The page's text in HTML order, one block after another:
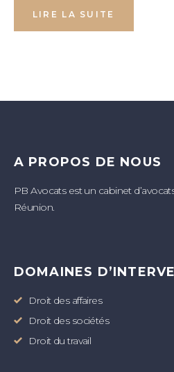
LIRE LA SUITE
A PROPOS DE NOUS
PB Avocats est un cabinet d’avocats
Réunion.
DOMAINES
Droit des affaires
Droit des sociétés
Droit du travail